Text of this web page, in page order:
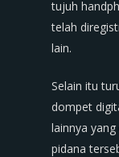
tujuh
telah
lain.
Selain itu
dompet
lainnya
pidana